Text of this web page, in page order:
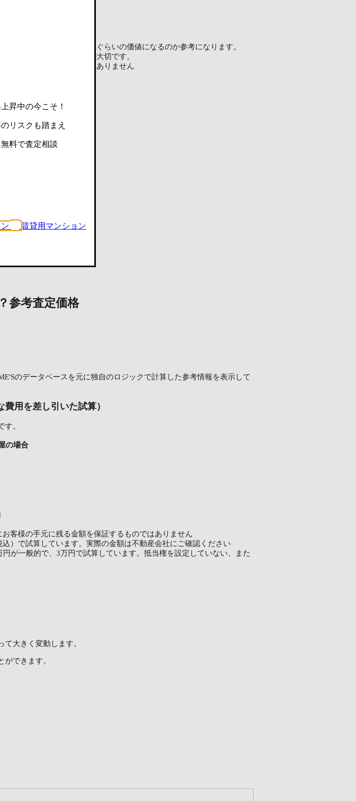
場価格を把握
の掲載情報より）
、ご自身の部屋ならどれぐらいの価値になるのか参考になります。
会社に査定依頼するのが大切です。
価格を保証するものではありません
物件詳細
参考査定価格
のデータベースを元に独自のロジックで計算した参考情報を表示して
用を差し引いた試算）
。
の場合
客様の手元に残る金額を保証するものではありません
）で試算しています。実際の金額は不動産会社にご確認ください
が一般的で、3万円で試算しています。抵当権を設定していない、また
大きく変動します。
できます。
昇中の今こそ！
リスクも踏まえ
料で査定相談
賃貸用マンション